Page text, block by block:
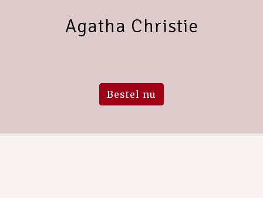
Agatha Christie
Bestel nu